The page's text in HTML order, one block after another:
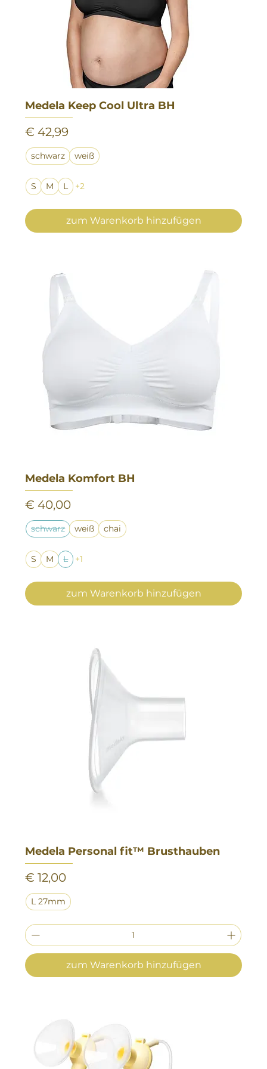
Medela Keep Cool Ultra BH
Preis
€ 42,99
schwarz weiß
S M L +2
zum Warenkorb hinzufügen
Medela Komfort BH
Preis
€ 40,00
schwarz weiß chai
S M L +1
zum Warenkorb hinzufügen
Medela Personal fit™ Brusthauben
Preis
€ 12,00
L 27mm
zum Warenkorb hinzufügen